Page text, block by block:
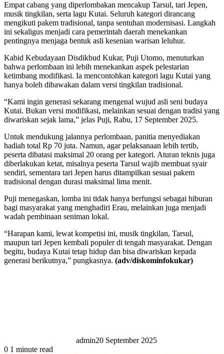
Empat cabang yang diperlombakan mencakup Tarsul, tari Jepen,
musik tingkilan, serta lagu Kutai. Seluruh kategori dirancang
mengikuti pakem tradisional, tanpa sentuhan modernisasi. Langkah
ini sekaligus menjadi cara pemerintah daerah menekankan
pentingnya menjaga bentuk asli kesenian warisan leluhur.
Kabid Kebudayaan Disdikbud Kukar, Puji Utomo, menuturkan
bahwa perlombaan ini lebih menekankan aspek pelestarian
ketimbang modifikasi. Ia mencontohkan kategori lagu Kutai yang
hanya boleh dibawakan dalam versi tingkilan tradisional.
“Kami ingin generasi sekarang mengenal wujud asli seni budaya
Kutai. Bukan versi modifikasi, melainkan sesuai dengan tradisi yang
diwariskan sejak lama,” jelas Puji, Rabu, 17 September 2025.
Untuk mendukung jalannya perlombaan, panitia menyediakan
hadiah total Rp 70 juta. Namun, agar pelaksanaan lebih tertib,
peserta dibatasi maksimal 20 orang per kategori. Aturan teknis juga
diberlakukan ketat, misalnya peserta Tarsul wajib membuat syair
sendiri, sementara tari Jepen harus ditampilkan sesuai pakem
tradisional dengan durasi maksimal lima menit.
Puji menegaskan, lomba ini tidak hanya berfungsi sebagai hiburan
bagi masyarakat yang menghadiri Erau, melainkan juga menjadi
wadah pembinaan seniman lokal.
“Harapan kami, lewat kompetisi ini, musik tingkilan, Tarsul,
maupun tari Jepen kembali populer di tengah masyarakat. Dengan
begitu, budaya Kutai tetap hidup dan bisa diwariskan kepada
generasi berikutnya,” pungkasnya. (adv/diskominfokukar)
admin20 September 2025
0 1 minute read